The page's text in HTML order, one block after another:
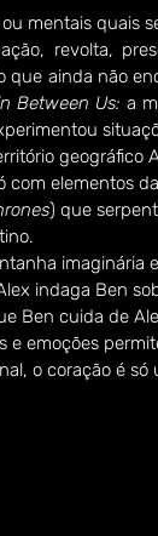
mentais quais
revolta,
que ainda não
Between Us: a
geográfico
com elementos
) que
indaga Ben
Ben cuida de
e emoções
o coração é só